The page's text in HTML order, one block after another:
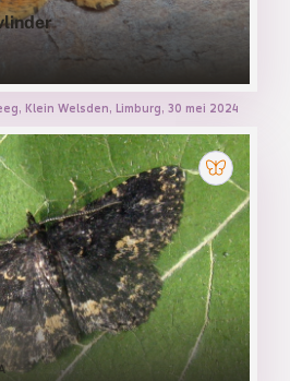
Klein Welsden, Limburg, 30 mei 2024